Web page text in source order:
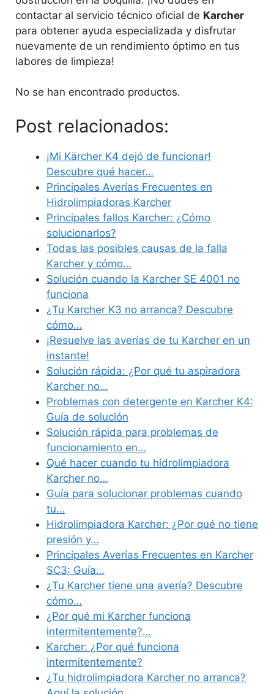
contactar al servicio técnico oficial de Karcher
para obtener ayuda especializada y disfrutar
nuevamente de un rendimiento óptimo en tus
labores de limpieza!
No se han encontrado productos.
Post relacionados:
¡Mi Kärcher K4 dejó de funcionar!
Descubre qué hacer…
Principales Averías Frecuentes en
Hidrolimpiadoras Karcher
Principales fallos Karcher: ¿Cómo
solucionarlos?
Todas las posibles causas de la falla
Karcher y cómo…
Solución cuando la Karcher SE 4001 no
funciona
¿Tu Karcher K3 no arranca? Descubre
cómo…
¡Resuelve las averías de tu Karcher en un
instante!
Solución rápida: ¿Por qué tu aspiradora
Karcher no…
Problemas con detergente en Karcher K4:
Guía de solución
Solución rápida para problemas de
funcionamiento en…
Qué hacer cuando tu hidrolimpiadora
Karcher no…
Guía para solucionar problemas cuando
tu…
Hidrolimpiadora Karcher: ¿Por qué no tiene
presión y…
Principales Averías Frecuentes en Karcher
SC3: Guía…
¿Tu Karcher tiene una avería? Descubre
cómo…
¿Por qué mi Karcher funciona
intermitentemente?…
Karcher: ¿Por qué funciona
intermitentemente?
¿Tu hidrolimpiadora Karcher no arranca?